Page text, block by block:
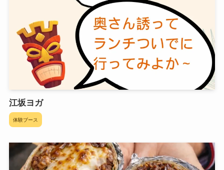
江坂ヨガ
体験ブース